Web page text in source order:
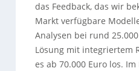
das Feedback, das wir
Markt verfügbare
Analysen bei rund
Lösung mit integriertem
es ab 70.000 Euro los.